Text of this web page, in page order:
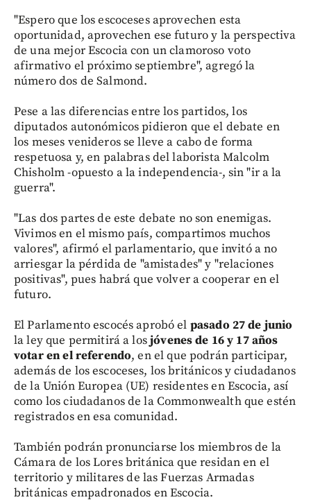
"Espero que los escoceses aprovechen esta
oportunidad, aprovechen ese futuro y la perspectiva
de una mejor Escocia con un clamoroso voto
afirmativo el próximo septiembre", agregó la
número dos de Salmond.
Pese a las diferencias entre los partidos, los
diputados autonómicos pidieron que el debate en
los meses venideros se lleve a cabo de forma
respetuosa y, en palabras del laborista Malcolm
Chisholm -opuesto a la independencia-, sin "ir a la
guerra".
"Las dos partes de este debate no son enemigas.
Vivimos en el mismo país, compartimos muchos
valores", afirmó el parlamentario, que invitó a no
arriesgar la pérdida de "amistades" y "relaciones
positivas", pues habrá que volver a cooperar en el
futuro.
El Parlamento escocés aprobó el pasado 27 de junio
la ley que permitirá a losjóvenes de 16 y 17 años
votar en el referendo, en el que podrán participar,
además de los escoceses, los británicos y ciudadanos
de la Unión Europea (UE) residentes en Escocia, así
como los ciudadanos de la Commonwealth que estén
registrados en esa comunidad.
También podrán pronunciarse los miembros de la
Cámara de los Lores británica que residan en el
territorio y militares de las Fuerzas Armadas
británicas empadronados en Escocia.